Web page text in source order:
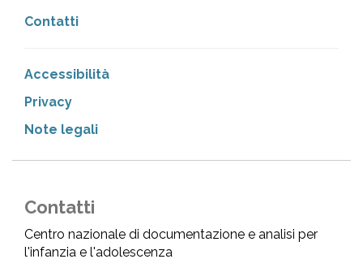
Contatti
Accessibilità
Privacy
Note legali
Contatti
Centro nazionale di documentazione e analisi per
l'infanzia e l'adolescenza